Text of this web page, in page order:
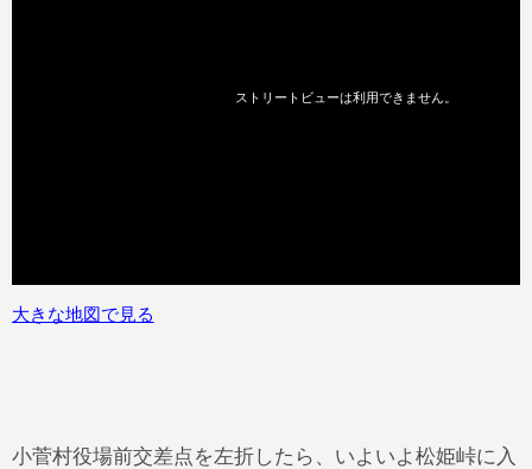
大きな地図で見る
小菅村役場前交差点を左折したら、いよいよ松姫峠に入